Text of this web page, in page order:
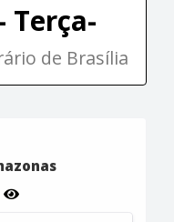
Terça-
de Brasília